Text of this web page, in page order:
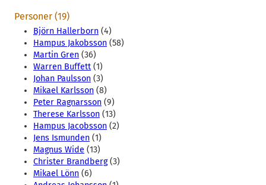
Personer (19)
Björn Hallerborn (4)
Hampus Jakobsson (58)
Martin Gren (36)
Warren Buffett (1)
Johan Paulsson (3)
Mikael Karlsson (8)
Peter Ragnarsson (9)
Therese Karlsson (13)
Hampus Jacobsson (2)
Jens Ismunden (1)
Magnus Wide (13)
Christer Brandberg(3)
Mikael Lönn (6)